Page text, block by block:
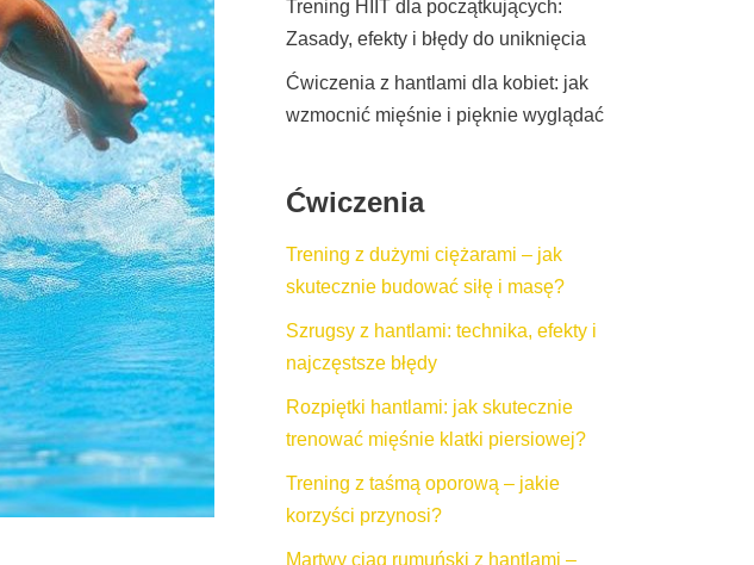
Trening HIIT dla początkujących:
Zasady, efekty i błędy do uniknięcia
Ćwiczenia z hantlami dla kobiet: jak
wzmocnić mięśnie i pięknie wyglądać
Ćwiczenia
Trening z dużymi ciężarami – jak
skutecznie budować siłę i masę?
Szrugsy z hantlami: technika, efekty i
najczęstsze błędy
Rozpiętki hantlami: jak skutecznie
trenować mięśnie klatki piersiowej?
Trening z taśmą oporową – jakie
korzyści przynosi?
Martwy ciąg rumuński z hantlami –